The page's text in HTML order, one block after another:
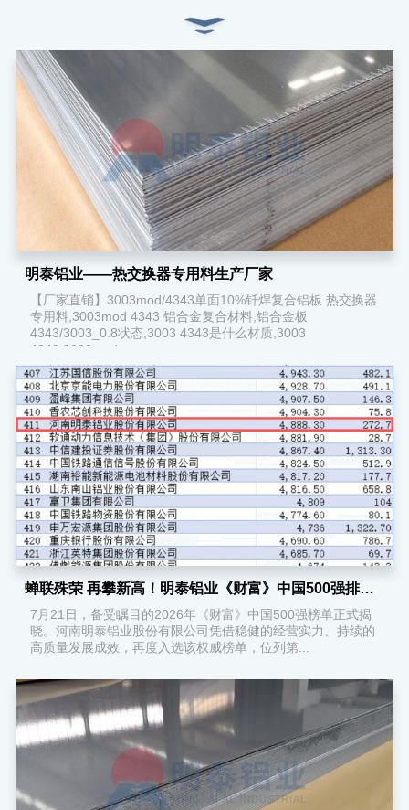
明泰铝业——热交换器专用料生产厂家
【厂家直销】3003mod/4343单面10%钎焊复合铝板 热交换器
专用料,3003mod 4343 铝合金复合材料,铝合金板
4343/3003_0.8状态,3003 4343是什么材质,3003
4043,3003mod...
蝉联殊荣 再攀新高！明泰铝业《财富》中国500强排名跃升9位
7月21日，备受瞩目的2026年《财富》中国500强榜单正式揭
晓。河南明泰铝业股份有限公司凭借稳健的经营实力、持续的
高质量发展成效，再度入选该权威榜单，位列第...